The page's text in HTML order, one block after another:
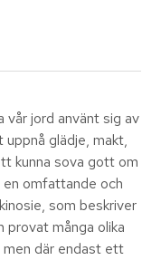
vår jord använt sig av
glädje, makt,
kunna sova gott om
en omfattande och
som beskriver
provat många olika
men där endast ett